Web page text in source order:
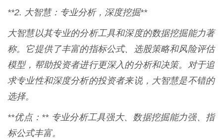
**2. 大智慧：专业分析，深度挖掘**
大智慧以其专业的分析工具和深度的数据挖掘能力著
称。它提供了丰富的指标公式、选股策略和风险评估
模型，帮助投资者进行更深入的分析和决策。对于追
求专业性和深度分析的投资者来说，大智慧是不错的
选择。
**优点：** 专业分析工具强大、数据挖掘能力强、指
标公式丰富。